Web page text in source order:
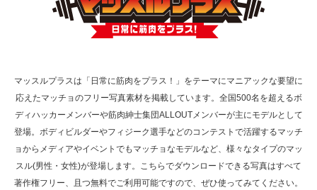
TOKYO FMラジオ番組「ONE MORNING」
で紹介さ…
た（6/8放送）
マッスルプラスは「日常に筋肉をプラス！」をテーマにマニアックな要望に
応えたマッチョのフリー写真素材を掲載しています。全国500名を超えるボ
ディハッカーメンバーや筋肉紳士集団ALLOUTメンバーが主にモデルとして
登場。ボディビルダーやフィジーク選手などのコンテストで活躍するマッチ
ョからメディアやイベントでもマッチョなモデルなど、様々なタイプのマッ
スル(男性・女性)が登場します。こちらでダウンロードできる写真はすべて
著作権フリー、且つ無料でご利用可能ですので、ぜひ使ってみてください。